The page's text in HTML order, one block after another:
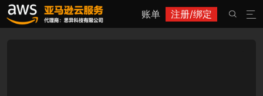
账单 注册/绑定 
